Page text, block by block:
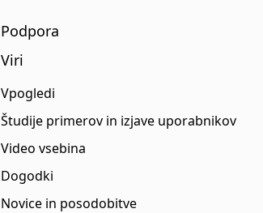
Podpora
Viri
Vpogledi
Študije primerov in izjave uporabnikov
Video vsebina
Dogodki
Novice in posodobitve